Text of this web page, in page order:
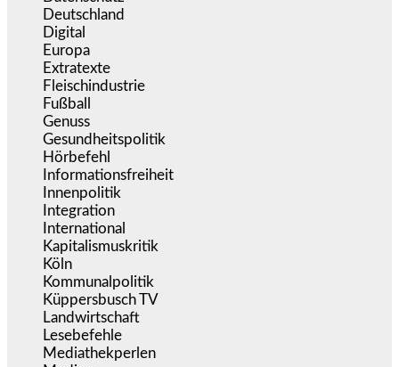
Deutschland
Digital
Europa
Extratexte
Fleischindustrie
Fußball
Genuss
Gesundheitspolitik
Hörbefehl
Informationsfreiheit
Innenpolitik
Integration
International
Kapitalismuskritik
Köln
Kommunalpolitik
Küppersbusch TV
Landwirtschaft
Lesebefehle
Mediathekperlen